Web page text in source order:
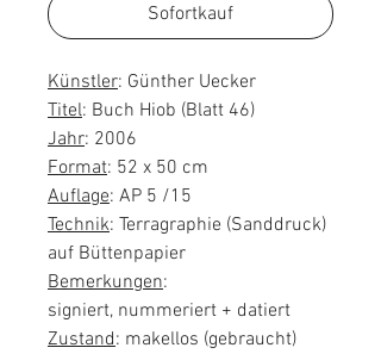
Sofortkauf
Künstler: Günther Uecker
Titel: Buch Hiob (Blatt 46)
Jahr: 2006
Format: 52 x 50 cm
Auflage: AP 5 /15
Technik: Terragraphie (Sanddruck)
auf Büttenpapier
Bemerkungen:
signiert, nummeriert + datiert
Zustand: makellos (gebraucht)